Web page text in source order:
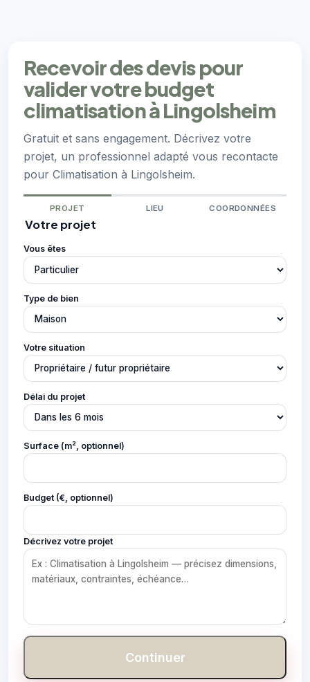
Recevoir des devis pour
valider votre budget
climatisation à Lingolsheim
Gratuit et sans engagement. Décrivez votre
projet, un professionnel adapté vous recontacte
pour Climatisation à Lingolsheim.
PROJET LIEU COORDONNÉES
Votre projet
Vous êtes
Type de bien
Votre situation
Délai du projet
Surface (m², optionnel)
Budget (€, optionnel)
Décrivez votre projet
Continuer